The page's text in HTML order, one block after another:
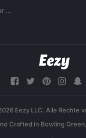
...
Eezy LLC. Alle Rechte